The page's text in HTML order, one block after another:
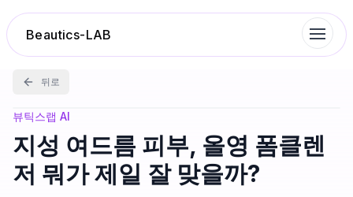
Beautics-LAB
랭킹
성분분석
뒤로
뷰틱스랩 AI
지성 여드름 피부, 올영 폼클렌
저 뭐가 제일 잘 맞을까?